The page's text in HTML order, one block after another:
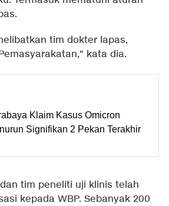
tim dokter lapas,
kata dia.
Klaim Kasus Omicron
Signifikan 2 Pekan Terakhir
tim peneliti uji klinis telah
kepada WBP. Sebanyak 200